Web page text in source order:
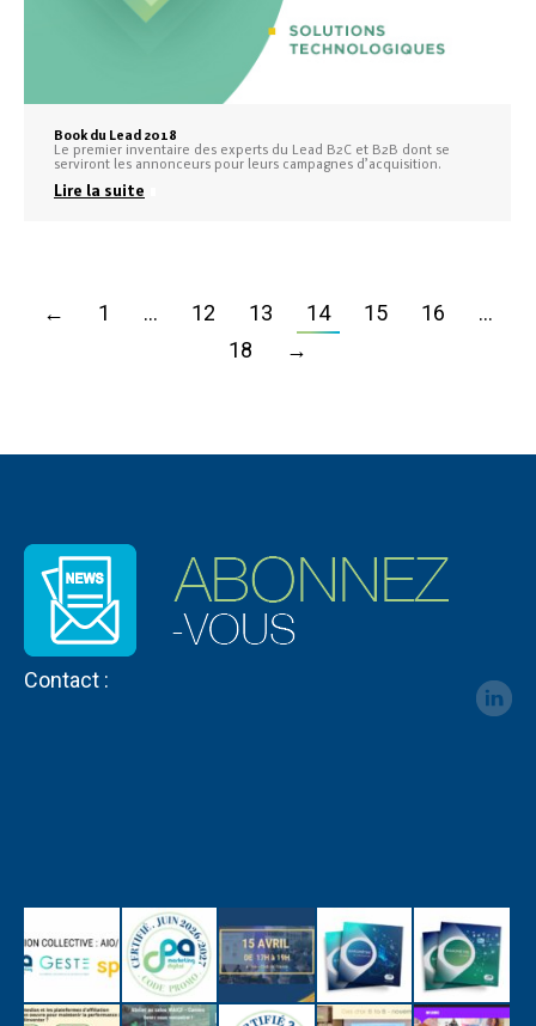
Book du Lead 2018
Le premier inventaire des experts du Lead B2C et B2B dont se
serviront les annonceurs pour leurs campagnes d’acquisition.
Lire la suite
← 1 … 12 13 14 15 16
…
18
→
Contact :